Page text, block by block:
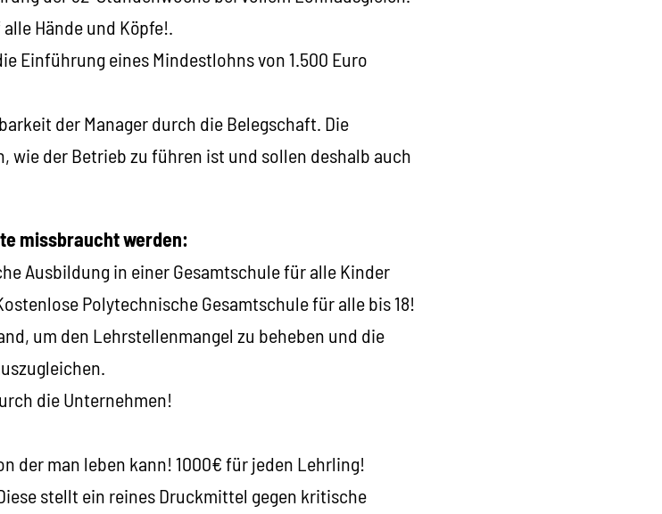
Hände und Köpfe!.
Einführung eines Mindestlohns von 1.500 Euro
der Manager durch die Belegschaft. Die
wie der Betrieb zu führen ist und sollen deshalb auch
missbraucht werden:
Ausbildung in einer Gesamtschule für alle Kinder
Polytechnische Gesamtschule für alle bis 18!
um den Lehrstellenmangel zu beheben und die
die Unternehmen!
der man leben kann! 1000€ für jeden Lehrling!
stellt ein reines Druckmittel gegen kritische